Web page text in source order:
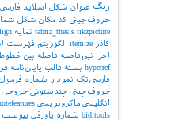
رنگ عنوان شکل اسلاید فارسی
حروف‌چینی کد مکان شکل
tabriz_thesis tikzpicture نمایه
کادر
itemize الگوریتم فهرست
اجرا
نیم‌فاصله فاصله بین خطوط
hyperref بسته قالب پایان‌نامه
فارسی‌تک نمودار شماره فرمول
حروف‌چینی چندستونی خروجی
انگلیسی ماکرونویسی
biditools شماره پاورقی پیوست‌